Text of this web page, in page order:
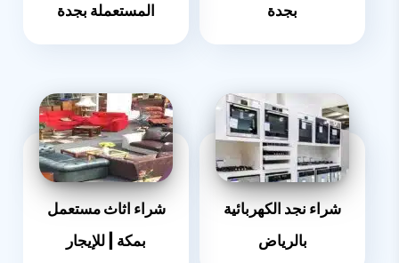
بجدة
المستعملة بجدة
شراء نجد الكهربائية
بالرياض
شراء اثاث مستعمل
بمكة | للإيجار